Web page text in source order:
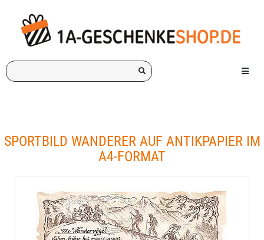
Ich
suche
Menü
SPORTBILD WANDERER AUF ANTIKPAPIER IM
A4-FORMAT